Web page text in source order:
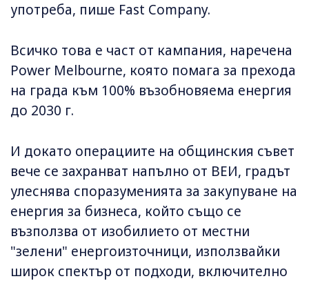
употреба, пише Fast Company.
Всичко това е част от кампания, наречена
Power Melbourne, която помага за прехода
на града към 100% възобновяема енергия
до 2030 г.
И докато операциите на общинския съвет
вече се захранват напълно от ВЕИ, градът
улеснява споразуменията за закупуване на
енергия за бизнеса, който също се
възползва от изобилието от местни
"зелени" енергоизточници, използвайки
широк спектър от подходи, включително